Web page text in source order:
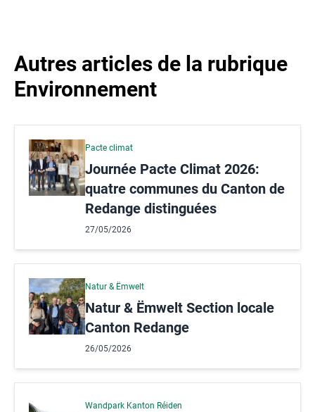
Autres articles de la rubrique
Environnement
Pacte climat
Journée Pacte Climat 2026:
quatre communes du Canton de
Redange distinguées
27/05/2026
Natur & Ëmwelt
Natur & Ëmwelt Section locale
Canton Redange
26/05/2026
Wandpark Kanton Réiden